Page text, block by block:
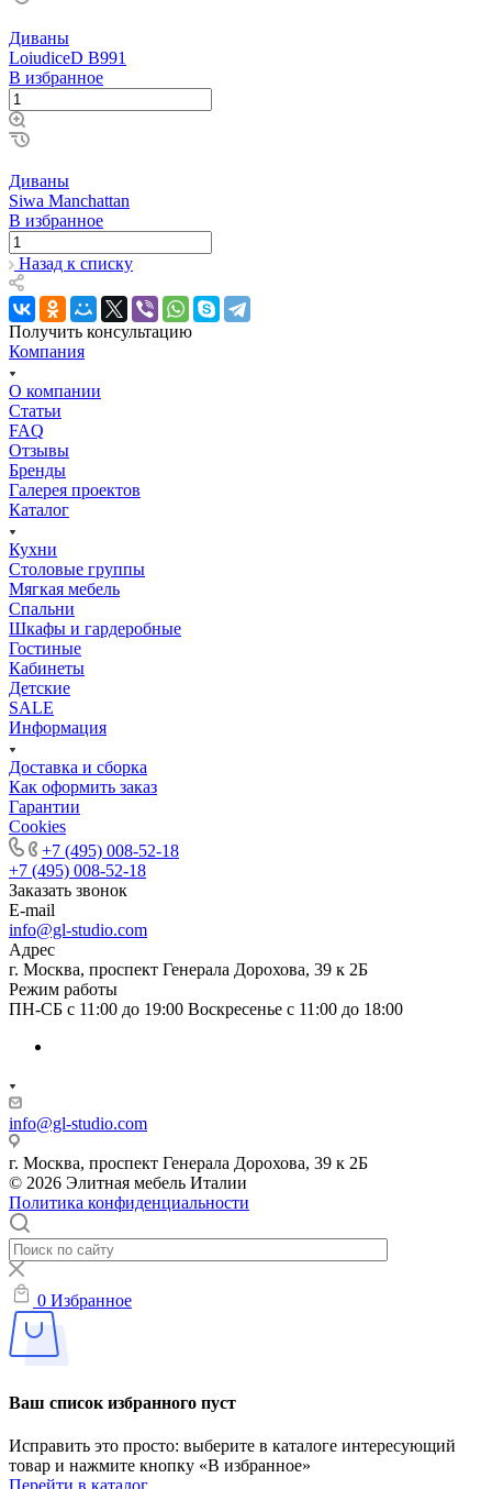
Диваны
LoiudiceD B991
В избранное
Диваны
Siwa Manchattan
В избранное
Назад к списку
Получить консультацию
Компания
О компании
Статьи
FAQ
Отзывы
Бренды
Галерея проектов
Каталог
Кухни
Столовые группы
Мягкая мебель
Спальни
Шкафы и гардеробные
Гостиные
Кабинеты
Детские
SALE
Информация
Доставка и сборка
Как оформить заказ
Гapaнтии
Cookies
+7 (495) 008-52-18
+7 (495) 008-52-18
Заказать звонок
E-mail
info@gl-studio.com
Адрес
г. Москва, проспект Генерала Дорохова, 39 к 2Б
Режим работы
ПН-СБ с 11:00 до 19:00 Воскресенье с 11:00 до 18:00
info@gl-studio.com
г. Москва, проспект Генерала Дорохова, 39 к 2Б
© 2026 Элитнaя мeбeль Итaлии
Политика конфиденциальности
0 Избранное
Ваш список избранного пуст
Исправить это просто: выберите в каталоге интересующий
товар и нажмите кнопку «В избранное»